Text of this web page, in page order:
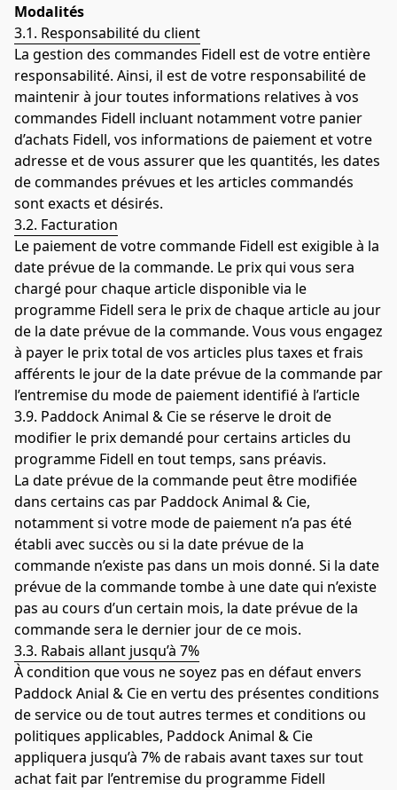
Modalités
3.1. Responsabilité du client
La gestion des commandes Fidell est de votre entière
responsabilité. Ainsi, il est de votre responsabilité de
maintenir à jour toutes informations relatives à vos
commandes Fidell incluant notamment votre panier
d’achats Fidell, vos informations de paiement et votre
adresse et de vous assurer que les quantités, les dates
de commandes prévues et les articles commandés
sont exacts et désirés.
3.2. Facturation
Le paiement de votre commande Fidell est exigible à la
date prévue de la commande. Le prix qui vous sera
chargé pour chaque article disponible via le
programme Fidell sera le prix de chaque article au jour
de la date prévue de la commande. Vous vous engagez
à payer le prix total de vos articles plus taxes et frais
afférents le jour de la date prévue de la commande par
l’entremise du mode de paiement identifié à l’article
3.9. Paddock Animal & Cie se réserve le droit de
modifier le prix demandé pour certains articles du
programme Fidell en tout temps, sans préavis.
La date prévue de la commande peut être modifiée
dans certains cas par Paddock Animal & Cie,
notamment si votre mode de paiement n’a pas été
établi avec succès ou si la date prévue de la
commande n’existe pas dans un mois donné. Si la date
prévue de la commande tombe à une date qui n’existe
pas au cours d’un certain mois, la date prévue de la
commande sera le dernier jour de ce mois.
3.3. Rabais allant jusqu’à 7%
À condition que vous ne soyez pas en défaut envers
Paddock Anial & Cie en vertu des présentes conditions
de service ou de tout autres termes et conditions ou
politiques applicables, Paddock Animal & Cie
appliquera jusqu’à 7% de rabais avant taxes sur tout
achat fait par l’entremise du programme Fidell